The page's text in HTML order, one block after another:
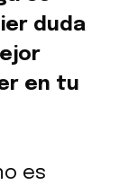
duda
en tu
es